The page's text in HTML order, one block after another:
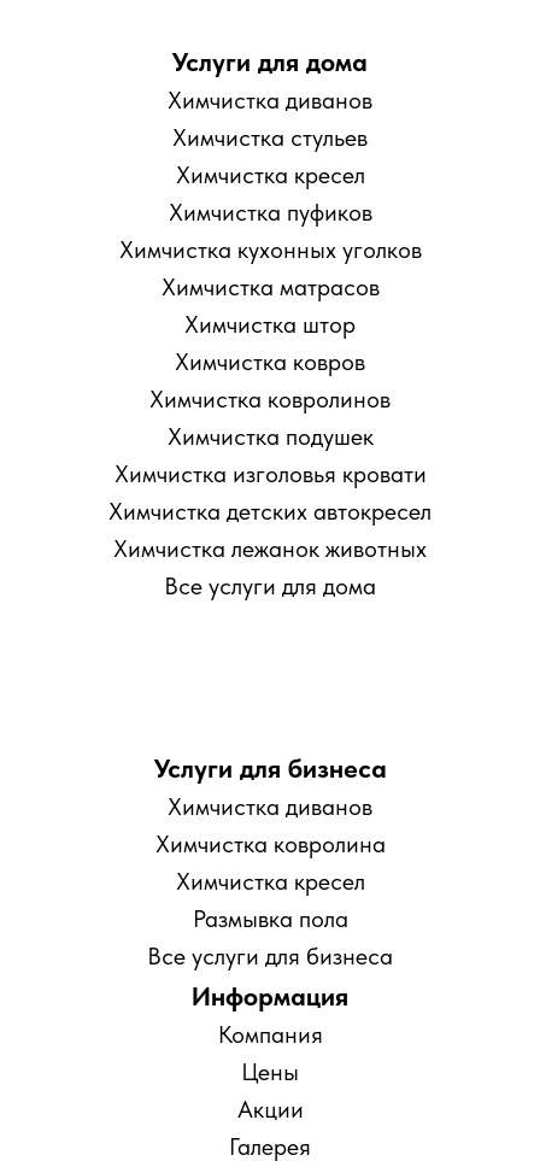
Услуги для бизнеса
Химчистка диванов
Химчистка ковролина
Химчистка кресел
Размывка пола
Все услуги для бизнеса
Информация
Компания
Цены
Акции
Галерея
Услуги для дома
Химчистка диванов
Химчистка стульев
Химчистка кресел
Химчистка пуфиков
Химчистка кухонных уголков
Химчистка матрасов
Химчистка штор
Химчистка ковров
Химчистка ковролинов
Химчистка подушек
Химчистка изголовья кровати
Химчистка детских автокресел
Химчистка лежанок животных
Все услуги для дома